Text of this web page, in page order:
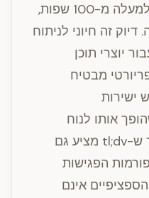
תמלילים מדויקים ביותר בלמעלה מ-100 שפות,
זה חיוני לניתוח
יוצרי תוכן
מבטיח
ישירות
אותו לנוח
ללכידת אודיו בדרכים. בעוד ש-tl;dv מציע גם
הפגישות
אינם